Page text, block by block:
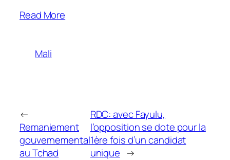
Read More
Mali
←
Remaniement
gouvernemental
au Tchad
RDC: avec Fayulu,
l’opposition se dote pour la
1ère fois d’un candidat
unique →